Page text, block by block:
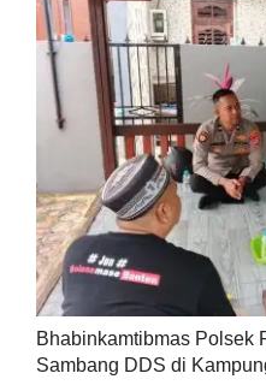
Bhabinkamtibmas Polsek
Sambang DDS di